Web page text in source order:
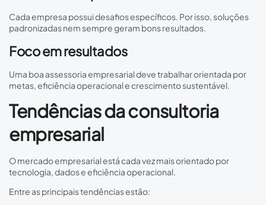
Cada empresa possui desafios específicos. Por isso, soluções
padronizadas nem sempre geram bons resultados.
Foco em resultados
Uma boa assessoria empresarial deve trabalhar orientada por
metas, eficiência operacional e crescimento sustentável.
Tendências da consultoria
empresarial
O mercado empresarial está cada vez mais orientado por
tecnologia, dados e eficiência operacional.
Entre as principais tendências estão: